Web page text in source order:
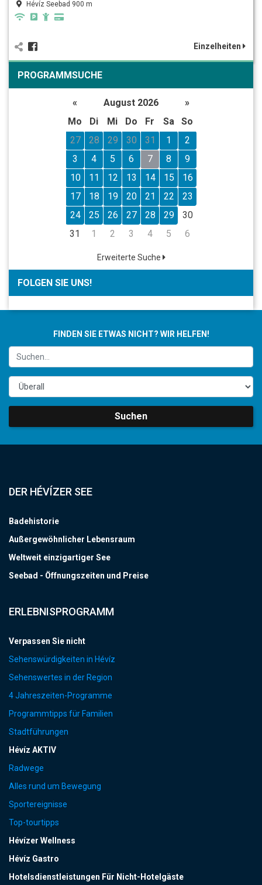
Hévíz Seebad 900 m
Einzelheiten
PROGRAMMSUCHE
« August 2026
»
Mo
Di Mi Do Fr Sa
So
27
28 29 30 31 1
2
3
4 5 6 7 8
9
10
11 12 13 14 15
16
17
18 19 20 21 22
23
24
25 26 27 28 29
30
31
1 2 3 4 5 6
Erweiterte Suche
FOLGEN SIE UNS!
FINDEN SIE ETWAS NICHT? WIR HELFEN!
Suchen
DER HÉVÍZER SEE
Badehistorie
Außergewöhnlicher Lebensraum
Weltweit einzigartiger See
Seebad - Öffnungszeiten und Preise
ERLEBNISPROGRAMM
Verpassen Sie nicht
Sehenswürdigkeiten in Hévíz
Sehenswertes in der Region
4 Jahreszeiten-Programme
Programmtipps für Familien
Stadtführungen
Hévíz AKTIV
Radwege
Alles rund um Bewegung
Sportereignisse
Top-tourtipps
Hévízer Wellness
Hévíz Gastro
Hotelsdienstleistungen Für Nicht-Hotelgäste